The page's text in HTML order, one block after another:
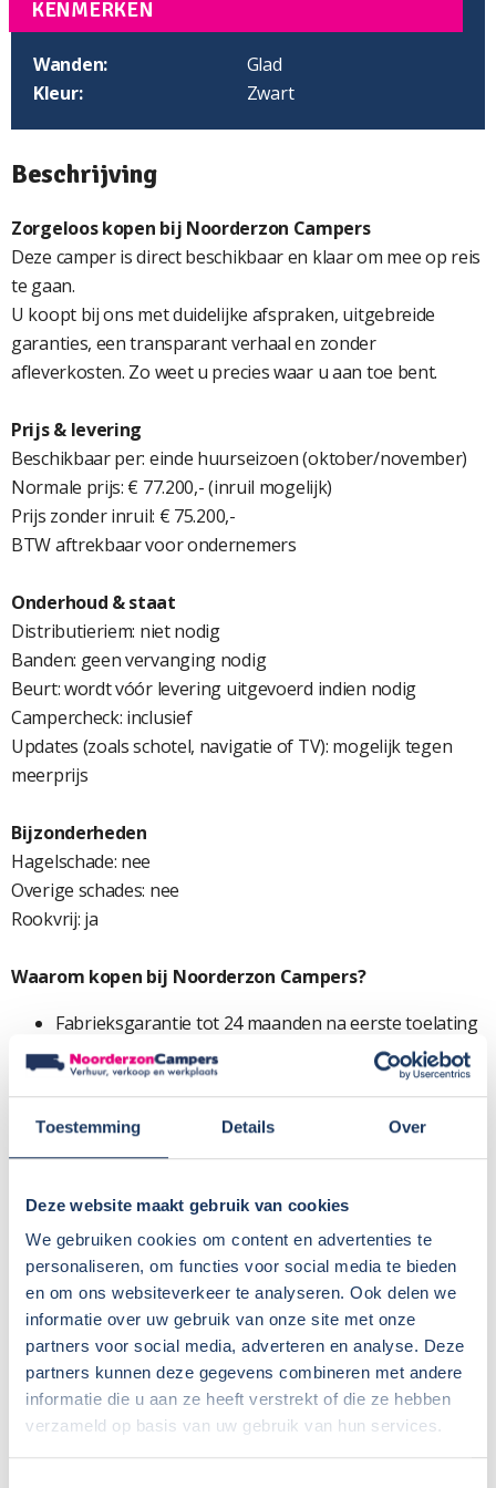
Toestemming Details Over
Deze website maakt gebruik van cookies
We gebruiken cookies om content en advertenties te
personaliseren, om functies voor social media te bieden
en om ons websiteverkeer te analyseren. Ook delen we
informatie over uw gebruik van onze site met onze
partners voor social media, adverteren en analyse. Deze
partners kunnen deze gegevens combineren met andere
informatie die u aan ze heeft verstrekt of die ze hebben
verzameld op basis van uw gebruik van hun services.
KENMERKEN
Wanden:
Glad
Kleur:
Zwart
Beschrijving
Zorgeloos kopen bij Noorderzon Campers
Deze camper is direct beschikbaar en klaar om mee op reis
te gaan.
U koopt bij ons met duidelijke afspraken, uitgebreide
garanties, een transparant verhaal en zonder
afleverkosten. Zo weet u precies waar u aan toe bent.
Prijs & levering
Beschikbaar per: einde huurseizoen (oktober/november)
Normale prijs: € 77.200,- (inruil mogelijk)
Prijs zonder inruil: € 75.200,-
BTW aftrekbaar voor ondernemers
Onderhoud & staat
Distributieriem: niet nodig
Banden: geen vervanging nodig
Beurt: wordt vóór levering uitgevoerd indien nodig
Campercheck: inclusief
Updates (zoals schotel, navigatie of TV): mogelijk tegen
meerprijs
Bijzonderheden
Hagelschade: nee
Overige schades: nee
Rookvrij: ja
Waarom kopen bij Noorderzon Campers?
Fabrieksgarantie tot 24 maanden na eerste toelating
12 maanden BOVAG garantie (max. 20.000 km)
Uniek bij Noorderzon campers: Twee jaar gratis
(2× jaarlijkse vochtmeting + 1× campercheck na 2 jaar)
Geen afleverkosten of rijklaarmaakkosten
Duidelijk en eerlijk advies bij aankoop
Snelle service bij vragen of problemen
Garantiezaken vaak mogelijk bij één van onze
servicepunten
Scherpe prijzen voor accessoires en aanpassingen
Afhandeling van fabrieksgarantie voor Sunlight,
Crosscamp en Dethleffs